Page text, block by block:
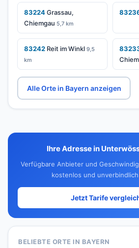
83224Grassau,
Chiemgau 5,7 km
83242 Reit im Winkl 9,5
km
Alle Orte in Bayern anzeigen
Ihre Adresse in
Verfügbare Anbieter und
kostenlos und
Jetzt Tarife
BELIEBTE ORTE IN BAYERN